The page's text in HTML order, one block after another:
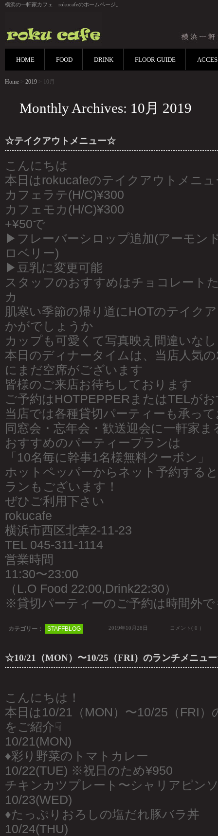
横浜の一軒家カフェ rokucafeのホームページ。
HOME FOOD DRINK FLOOR GUIDE
Home > 2019 > 10月
Monthly Archives: 10月 2019
☆テイクアウトメニュー☆
こんにちは
本日はrokucafeのテイクアウトメニ
カフェラテ(H/C)¥300
カフェモカ(H/C)¥300
+¥50で
▶︎フレーバーシロップ追加(アーモン
ロベリー)
▶︎豆乳に変更可能
スタッフのおすすめはチョコレート
カ
肌寒い季節の帰り道にHOTのテイク
かがでしょうか
カップも可愛くて写真映え間違いなし
本日のディナータイムは、当店人気
にまだ空席がございます
皆様のご来店お待ちしております
ご予約はHOTPEPPERまたはTELが
当店では各種貸切パーティーも承っ
同窓会・忘年会・歓送迎会に一軒家
おすすめのパーティープランは
「10名毎に幹事1名様無料クーポン」
ホットペッパーからネット予約する
ランもございます！
ぜひご利用下さい
rokucafe
横浜市西区北幸2-11-23
TEL 045-311-1114
営業時間
11:30〜23:00
（L.O Food 22:00,Drink22:30）
※貸切パーティーのご予約は時間外
カテゴリー： STAFFBLOG 2019年10月28日 コメント( 0 ）
☆10/21（MON）〜10/25（FRI）のランチメニュ
こんにちは！
本日は10/21（MON）〜10/25（FRI
をご紹介☟
10/21(MON)
♦︎彩り野菜のトマトカレー
10/22(TUE) ※祝日のため¥950
チキンカツプレート〜シャリアピン
10/23(WED)
♦︎たっぷりおろしの塩だれ豚バラ丼
10/24(THU)